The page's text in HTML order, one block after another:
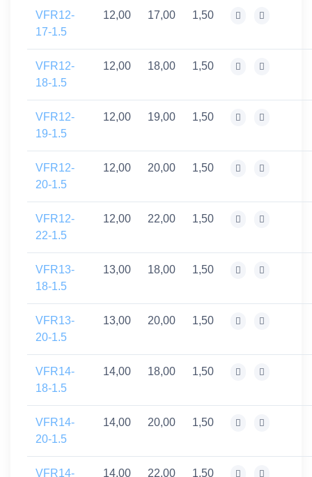
VFR12-
17-1.5
12,00 17,00 1,50
VFR12-
18-1.5
12,00 18,00 1,50
VFR12-
19-1.5
12,00 19,00 1,50
VFR12-
20-1.5
12,00 20,00 1,50
VFR12-
22-1.5
12,00 22,00 1,50
VFR13-
18-1.5
13,00 18,00 1,50
VFR13-
20-1.5
13,00 20,00 1,50
VFR14-
18-1.5
14,00 18,00 1,50
VFR14-
20-1.5
14,00 20,00 1,50
VFR14- 14,00 22,00 1,50